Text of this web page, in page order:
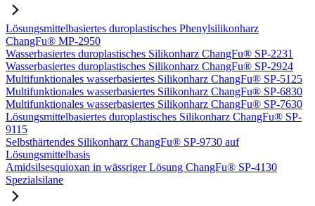
Lösungsmittelbasiertes duroplastisches Phenylsilikonharz
ChangFu® MP-2950
Wasserbasiertes duroplastisches Silikonharz ChangFu® SP-2231
Wasserbasiertes duroplastisches Silikonharz ChangFu® SP-2924
Multifunktionales wasserbasiertes Silikonharz ChangFu® SP-5125
Multifunktionales wasserbasiertes Silikonharz ChangFu® SP-6830
Multifunktionales wasserbasiertes Silikonharz ChangFu® SP-7630
Lösungsmittelbasiertes duroplastisches Silikonharz ChangFu® SP-
9115
Selbsthärtendes Silikonharz ChangFu® SP-9730 auf
Lösungsmittelbasis
Amidsilsesquioxan in wässriger Lösung ChangFu® SP-4130
Spezialsilane